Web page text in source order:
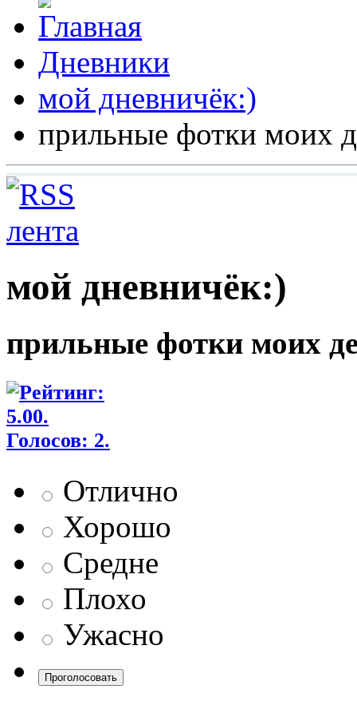
Дневники
мой дневничёк:)
прильные фотки моих
мой дневничёк:)
прильные фотки моих
Отлично
Хорошо
Средне
Плохо
Ужасно